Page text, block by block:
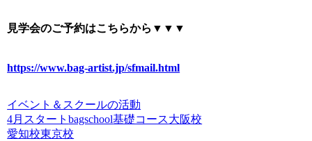
見学会のご予約はこちらから▼▼▼
https://www.bag-artist.jp/sfmail.html
イベント＆スクールの活動
4月スタートbagschool基礎コース大阪校
愛知校東京校